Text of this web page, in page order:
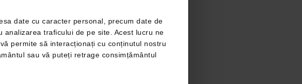
date cu caracter personal, precum date de
traficului de pe site. Acest lucru ne
permite să interacționați cu conținutul nostru
sau vă puteți retrage consimțământul